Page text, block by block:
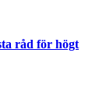
råd för högt